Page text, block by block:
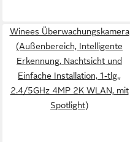
Winees Überwachungskamera
(Außenbereich, Intelligente
Erkennung, Nachtsicht und
Einfache Installation, 1-tlg.,
2.4/5GHz 4MP 2K WLAN, mit
Spotlight)